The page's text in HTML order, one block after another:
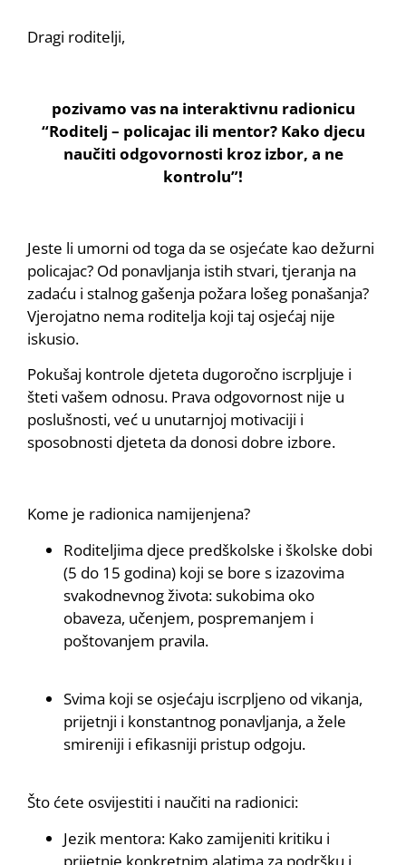
Dragi roditelji,
pozivamo vas na interaktivnu radionicu
“Roditelj – policajac ili mentor? Kako djecu
naučiti odgovornosti kroz izbor, a ne
kontrolu”!
Jeste li umorni od toga da se osjećate kao dežurni
policajac? Od ponavljanja istih stvari, tjeranja na
zadaću i stalnog gašenja požara lošeg ponašanja?
Vjerojatno nema roditelja koji taj osjećaj nije
iskusio.
Pokušaj kontrole djeteta dugoročno iscrpljuje i
šteti vašem odnosu. Prava odgovornost nije u
poslušnosti, već u unutarnjoj motivaciji i
sposobnosti djeteta da donosi dobre izbore.
Kome je radionica namijenjena?
Roditeljima djece predškolske i školske dobi
(5 do 15 godina) koji se bore s izazovima
svakodnevnog života: sukobima oko
obaveza, učenjem, pospremanjem i
poštovanjem pravila.
Svima koji se osjećaju iscrpljeno od vikanja,
prijetnji i konstantnog ponavljanja, a žele
smireniji i efikasniji pristup odgoju.
Što ćete osvijestiti i naučiti na radionici:
Jezik mentora: Kako zamijeniti kritiku i
prijetnje konkretnim alatima za podršku i